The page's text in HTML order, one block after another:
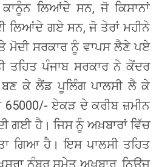
ਲਿਆਂਦੇ ਸਨ, ਜੋ ਕਿਸਾਨਾਂ
ਲਿਆਂਦੇ ਗਏ ਸਨ, ਜੋ ਤੇਰਾਂ ਮਹੀਨੇ
ਮੋਦੀ ਸਰਕਾਰ ਨੂੰ ਵਾਪਸ ਲੈਣੇ ਪਏ
ਤਹਿਤ ਪੰਜਾਬ ਸਰਕਾਰ ਨੇ ਕੇਂਦਰ
ਬਣ ਕੇ ਲੈਂਡ ਪੂਲਿੰਗ ਪਾਲਸੀ ਲੈ ਕੇ
65000/- ਏਕੜ ਦੇ ਕਰੀਬ ਜ਼ਮੀਨ
ਗਈ ਹੈ। ਜਿਸ ਨੂੰ ਅਖ਼ਬਾਰਾਂ ਵਿੱਚ
ਗਿਆ ਹੈ। ਇਸ ਪਾਲਸੀ ਤਹਿਤ